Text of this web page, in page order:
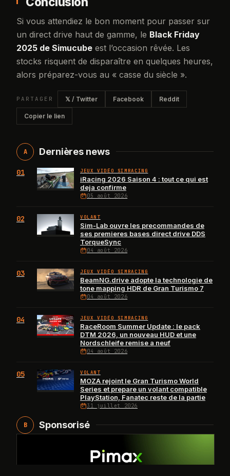
Si vous attendiez le bon moment pour passer sur
un direct drive haut de gamme, le Black Friday
2025 de Simucube est l’occasion rêvée. Les
stocks risquent de disparaître en quelques heures,
alors préparez-vous au « casse du siècle ».
PARTAGER 𝕏 / Twitter Facebook Reddit
Copier le lien
A Dernières news
01 JEUX VIDÉO SIMRACING
iRacing 2026 Saison 4 : tout ce qui est
deja confirme
05 août 2026
02 VOLANT
Sim-Lab ouvre les precommandes de
ses premieres bases direct drive DDS
TorqueSync
04 août 2026
03 JEUX VIDÉO SIMRACING
BeamNG.drive adopte la technologie de
tone mapping HDR de Gran Turismo 7
04 août 2026
04 JEUX VIDÉO SIMRACING
RaceRoom Summer Update : le pack
DTM 2026, un nouveau HUD et une
Nordschleife remise a neuf
04 août 2026
05 VOLANT
MOZA rejoint le Gran Turismo World
Series et prepare un volant compatible
PlayStation, Fanatec reste de la partie
31 juillet 2026
B Sponsorisé